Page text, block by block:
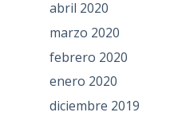
abril 2020
marzo 2020
febrero 2020
enero 2020
diciembre 2019